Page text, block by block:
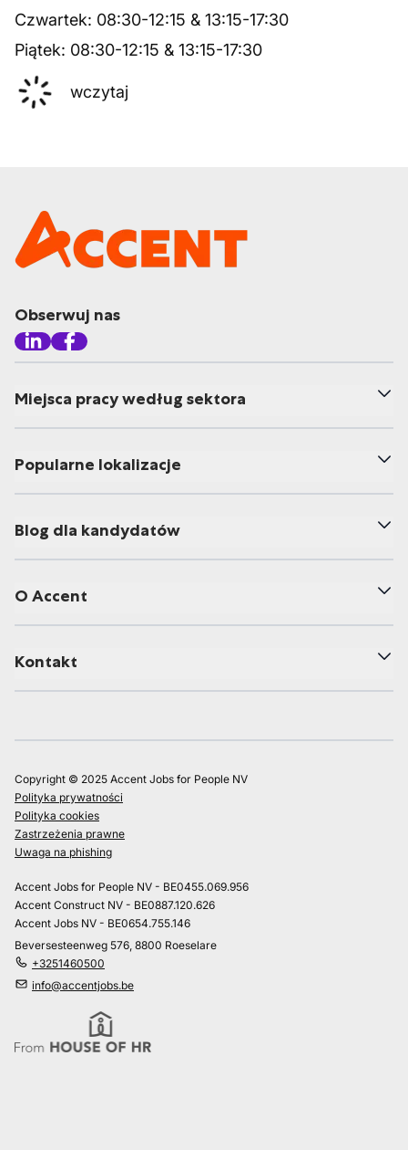
Czwartek: 08:30-12:15 & 13:15-17:30
Piątek: 08:30-12:15 & 13:15-17:30
wczytaj
Obserwuj nas
Miejsca pracy według sektora
Popularne lokalizacje
Blog dla kandydatów
O Accent
Kontakt
Copyright © 2025 Accent Jobs for People NV
Polityka prywatności
Polityka cookies
Zastrzeżenia prawne
Uwaga na phishing
Accent Jobs for People NV - BE0455.069.956
Accent Construct NV - BE0887.120.626
Accent Jobs NV - BE0654.755.146
Beversesteenweg 576, 8800 Roeselare
+3251460500
info@accentjobs.be